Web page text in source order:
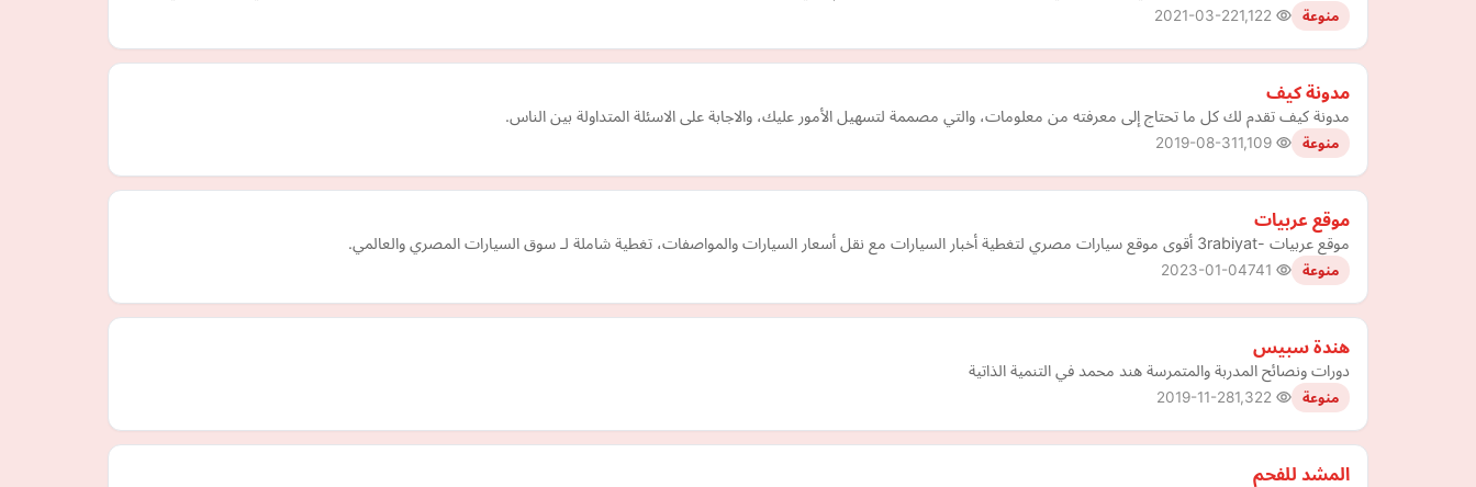
منوعة 2021-03-22
مدونة كيف
مدونة كيف تقدم لك كل ما تحتاج إلى معرفته من معلومات، والتي مصممة لتسهيل الأمور عليك، والاجابة على الاسئلة المتداولة بين الناس.
منوعة 2019-08-31
موقع عربيات
موقع عربيات -3rabiyat أقوى موقع سيارات مصري لتغطية أخبار السيارات مع نقل أسعار السيارات والمواصفات، تغطية شاملة لـ سوق السيارات المصري والعالمي.
منوعة 2023-01-04
هندة سبيس
دورات ونصائح المدربة والمتمرسة هند محمد في التنمية الذاتية
منوعة 2019-11-28
المشد للفحم